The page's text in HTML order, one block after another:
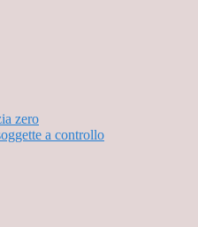
zero
a controllo